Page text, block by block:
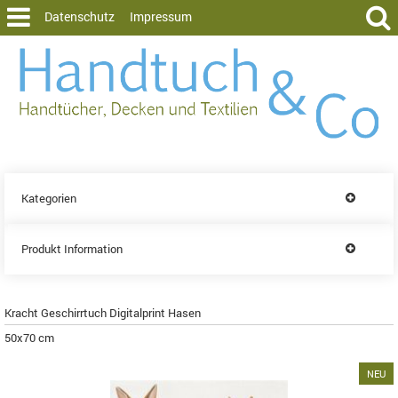
Datenschutz Impressum
Kategorien
Produkt Information
Kracht Geschirrtuch Digitalprint Hasen
50x70 cm
NEU